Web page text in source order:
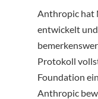
Anthropic hat
entwickelt
Protokoll
Foundation
Anthropic